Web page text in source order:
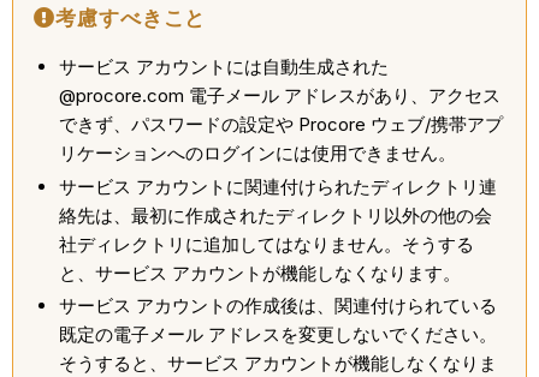
考慮すべきこと
サービス アカウントには自動生成された
@procore.com 電子メール アドレスがあり、アクセス
できず、パスワードの設定や Procore ウェブ/携帯アプ
リケーションへのログインには使用できません。
サービス アカウントに関連付けられたディレクトリ連
絡先は、最初に作成されたディレクトリ以外の他の会
社ディレクトリに追加してはなりません。そうする
と、サービス アカウントが機能しなくなります。
サービス アカウントの作成後は、関連付けられている
既定の電子メール アドレスを変更しないでください。
そうすると、サービス アカウントが機能しなくなりま